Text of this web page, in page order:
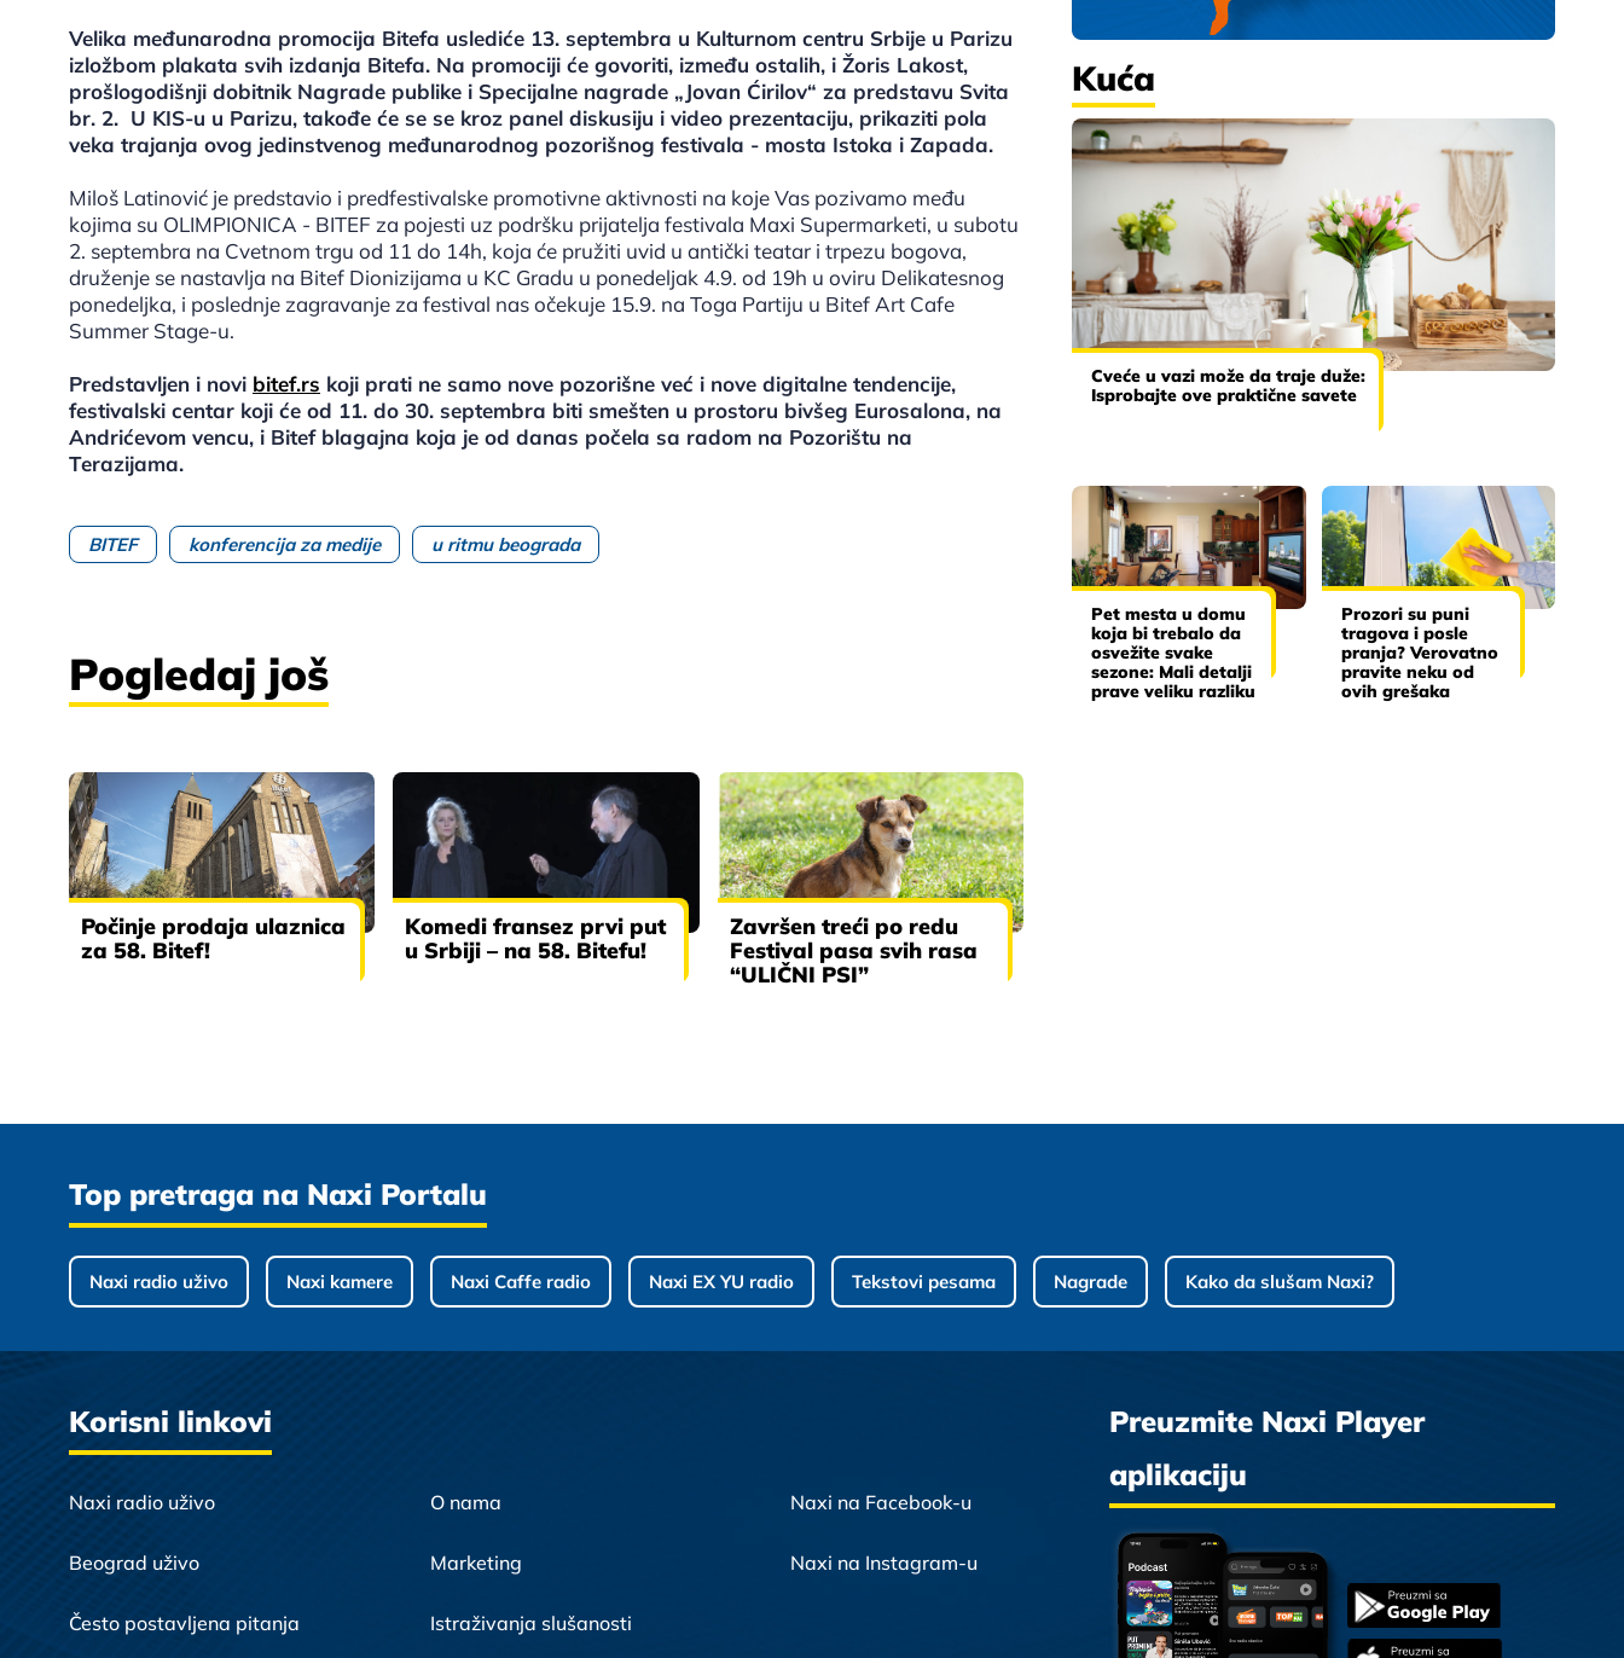
Velika međunarodna promocija Bitefa uslediće 13. septembra u Kulturnom centru Srbije u Parizu
izložbom plakata svih izdanja Bitefa. Na promociji će govoriti, između ostalih, i Žoris Lakost,
prošlogodišnji dobitnik Nagrade publike i Specijalne nagrade „Jovan Ćirilov“ za predstavu Svita
br. 2. U KIS-u u Parizu, takođe će se se kroz panel diskusiju i video prezentaciju, prikaziti pola
veka trajanja ovog jedinstvenog međunarodnog pozorišnog festivala - mosta Istoka i Zapada.
Miloš Latinović je predstavio i predfestivalske promotivne aktivnosti na koje Vas pozivamo među
kojima su OLIMPIONICA - BITEF za pojesti uz podršku prijatelja festivala Maxi Supermarketi, u subotu
2. septembra na Cvetnom trgu od 11 do 14h, koja će pružiti uvid u antički teatar i trpezu bogova,
druženje se nastavlja na Bitef Dionizijama u KC Gradu u ponedeljak 4.9. od 19h u oviru Delikatesnog
ponedeljka, i poslednje zagravanje za festival nas očekuje 15.9. na Toga Partiju u Bitef Art Cafe
Summer Stage-u.
Predstavljen i novi bitef.rs koji prati ne samo nove pozorišne već i nove digitalne tendencije,
festivalski centar koji će od 11. do 30. septembra biti smešten u prostoru bivšeg Eurosalona, na
Andrićevom vencu, i Bitef blagajna koja je od danas počela sa radom na Pozorištu na
Terazijama.
BITEF konferencija za medije u ritmu beograda
Pogledaj još
Počinje prodaja ulaznica
za 58. Bitef!
Komedi fransez prvi put
u Srbiji – na 58. Bitefu!
Završen treći po redu
Festival pasa svih rasa
“ULIČNI PSI”
Kuća
Cveće u vazi može da traje duže:
Isprobajte ove praktične savete
Pet mesta u domu
koja bi trebalo da
osvežite svake
sezone: Mali detalji
prave veliku razliku
Prozori su puni
tragova i posle
pranja? Verovatno
pravite neku od
ovih grešaka
Top pretraga na Naxi Portalu
Naxi radio uživo Naxi kamere Naxi Caffe radio Naxi EX YU radio Tekstovi pesama Nagrade Kako da slušam Naxi?
Korisni linkovi
Naxi radio uživo
Beograd uživo
Često postavljena pitanja
O nama
Marketing
Istraživanja slušanosti
Naxi na Facebook-u
Naxi na Instagram-u
Preuzmite Naxi Player
aplikaciju